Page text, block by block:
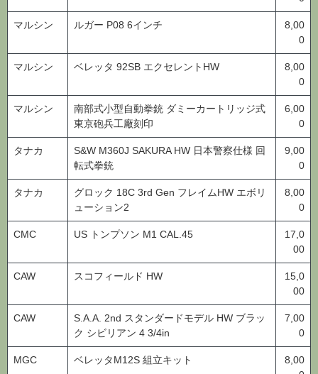
マルシン ルガー P08 6インチ
8,00
0
マルシン ベレッタ 92SB エクセレントHW
8,00
0
マルシン
南部式小型自動拳銃 ダミーカートリッジ式
東京砲兵工廠刻印
6,00
0
タナカ
S&W M360J SAKURA HW 日本警察仕様 回
転式拳銃
9,00
0
タナカ
グロック 18C 3rd Gen フレイムHW エボリ
ューション2
8,00
0
CMC US トンプソン M1 CAL.45
17,0
00
CAW スコフィールド HW
15,0
00
CAW
S.A.A. 2nd スタンダードモデル HW ブラッ
ク シビリアン 4 3/4in
7,00
0
MGC ベレッタM12S 組立キット
8,00
0